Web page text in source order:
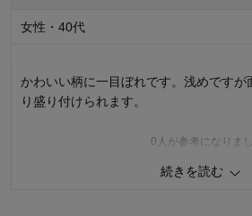
女性・40代
かわいい柄に一目ぼれです。浅めですが
り盛り付けられます。
0 人が参考になりま
続きを読む